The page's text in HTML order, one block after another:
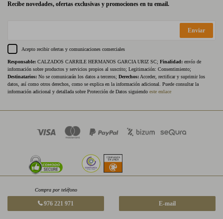
Recibe novedades, ofertas exclusivas y promociones en tu email.
Enviar
Acepto recibir ofertas y comunicaciones comerciales
Responsable: CALZADOS CARRILE HERMANOS GARCIA URIZ SC; Finalidad: envío de
información sobre productos y servicios propios al suscrito; Legitimación: Consentimiento;
Destinatarios: No se comunicarán los datos a terceros; Derechos: Acceder, rectificar y suprimir los
datos, así como otros derechos, como se explica en la información adicional. Puede consultar la
información adicional y detallada sobre Protección de Datos siguiendo este enlace
Compra por teléfono
976 221 971 E-mail